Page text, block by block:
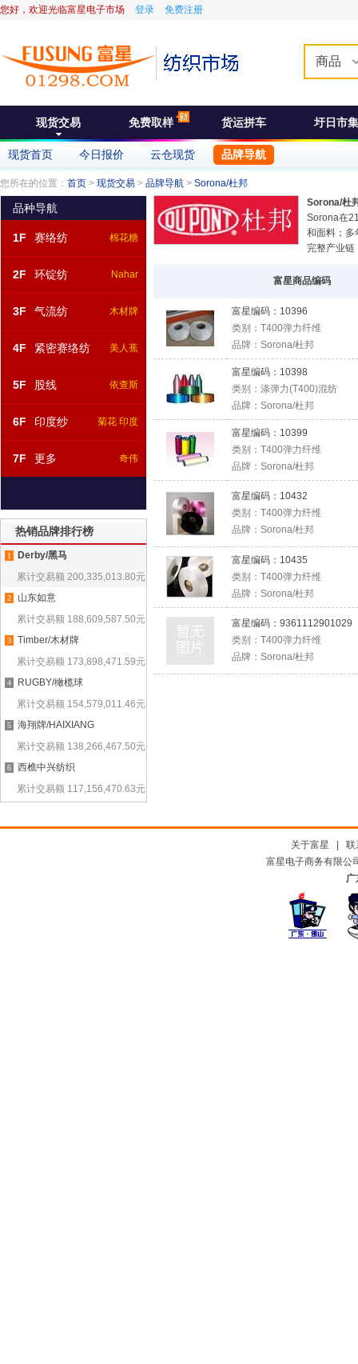
您好，欢迎光临富星电子市场 登录 免费注册
商品
现货交易 免费取样 货运拼车 圩日市集
现货首页 今日报价 云仓现货 品牌导航
您所在的位置： 首页 > 现货交易 > 品牌导航 > Sorona/杜邦
品种导航
1F 赛络纺 棉花糖
2F 环锭纺 Nahar
3F 气流纺 木材牌
4F 紧密赛络纺 美人蕉
5F 股线 依查斯
6F 印度纱 菊花 印度
7F 更多 奇伟
热销品牌排行榜
1
Derby/黑马
累计交易额 200,335,013.80元
2
山东如意
累计交易额 188,609,587.50元
3
Timber/木材牌
累计交易额 173,898,471.59元
4
RUGBY/橄榄球
累计交易额 154,579,011.46元
5
海翔牌/HAIXIANG
累计交易额 138,266,467.50元
6
西樵中兴纺织
累计交易额 117,156,470.63元
Sorona/杜
Sorona在
和面料；多
完整产业链
富星商品编码
富星编码： 10396
类别： T400弹力纤维
品牌： Sorona/杜邦
富星编码： 10398
类别： 涤弹力(T400)混纺
品牌： Sorona/杜邦
富星编码： 10399
类别： T400弹力纤维
品牌： Sorona/杜邦
富星编码： 10432
类别： T400弹力纤维
品牌： Sorona/杜邦
富星编码： 10435
类别： T400弹力纤维
品牌： Sorona/杜邦
富星编码： 9361112901029
类别： T400弹力纤维
品牌： Sorona/杜邦
关于富星
联
富星电子商务有限公